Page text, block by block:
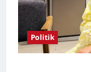
Politik